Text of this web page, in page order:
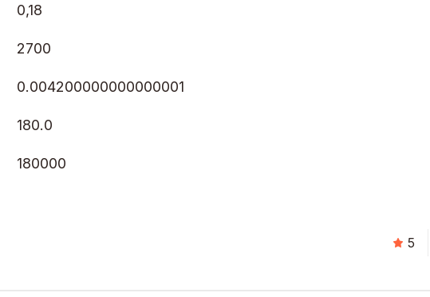
0,18
2700
0.004200000000000001
180.0
180000
5